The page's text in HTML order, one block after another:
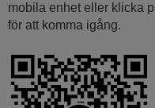
mobila enhet eller klicka
för att komma igång.